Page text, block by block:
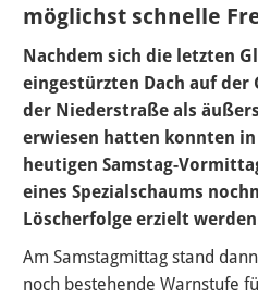
möglichst schnelle
Nachdem sich die letzten
eingestürzten Dach auf
der Niederstraße als
erwiesen hatten konnten
heutigen Samstag-
eines Spezialschaums
Löscherfolge erzielt
Am Samstagmittag stand
noch bestehende Warnstufe